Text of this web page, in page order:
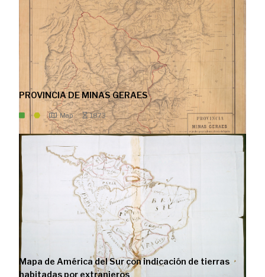
PROVINCIA DE MINAS GERAES
Map 1873
Mapa de América del Sur con indicación de tierras
habitadas por extranjeros